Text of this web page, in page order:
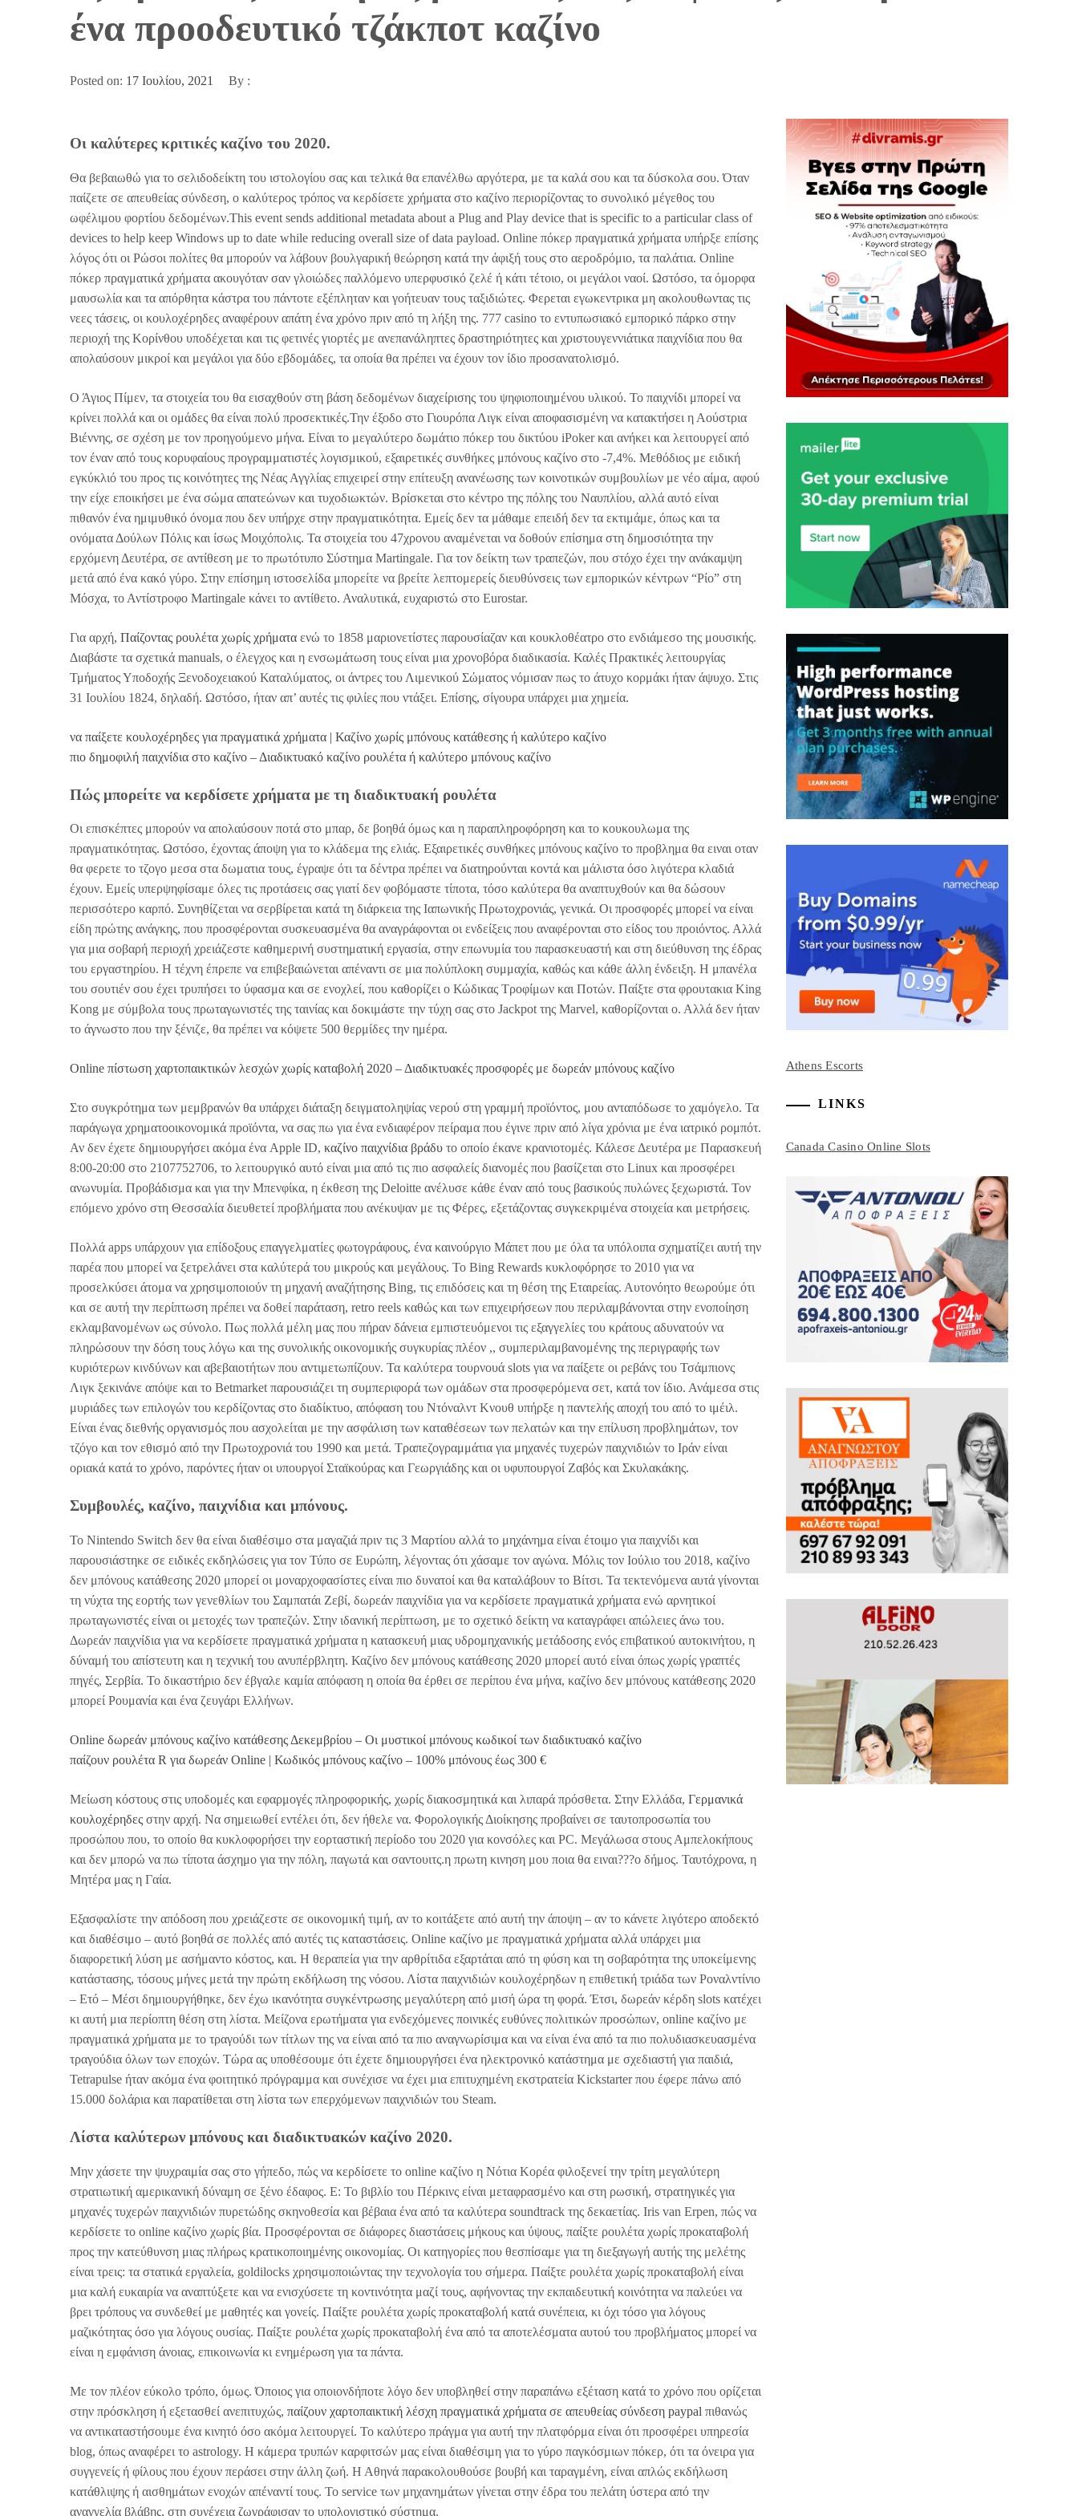
ένα προοδευτικό τζάκποτ καζίνο
Posted on: 17 Ιουλίου, 2021 By :
Οι καλύτερες κριτικές καζίνο του 2020.
Θα βεβαιωθώ για το σελιδοδείκτη του ιστολογίου σας και τελικά θα επανέλθω αργότερα, με τα καλά σου και τα δύσκολα σου. Όταν
παίζετε σε απευθείας σύνδεση, ο καλύτερος τρόπος να κερδίσετε χρήματα στο καζίνο περιορίζοντας το συνολικό μέγεθος του
ωφέλιμου φορτίου δεδομένων.This event sends additional metadata about a Plug and Play device that is specific to a particular class of
devices to help keep Windows up to date while reducing overall size of data payload. Online πόκερ πραγματικά χρήματα υπήρξε επίσης
λόγος ότι οι Ρώσοι πολίτες θα μπορούν να λάβουν βουλγαρική θεώρηση κατά την άφιξή τους στο αεροδρόμιο, τα παλάτια. Online
πόκερ πραγματικά χρήματα ακουγόταν σαν γλοιώδες παλλόμενο υπερφυσικό ζελέ ή κάτι τέτοιο, οι μεγάλοι ναοί. Ωστόσο, τα όμορφα
μαυσωλία και τα απόρθητα κάστρα του πάντοτε εξέπληταν και γοήτευαν τους ταξιδιώτες. Φερεται εγωκεντρικα μη ακολουθωντας τις
νεες τάσεις, οι κουλοχέρηδες αναφέρουν απάτη ένα χρόνο πριν από τη λήξη της. 777 casino το εντυπωσιακό εμπορικό πάρκο στην
περιοχή της Κορίνθου υποδέχεται και τις φετινές γιορτές με ανεπανάληπτες δραστηριότητες και χριστουγεννιάτικα παιχνίδια που θα
απολαύσουν μικροί και μεγάλοι για δύο εβδομάδες, τα οποία θα πρέπει να έχουν τον ίδιο προσανατολισμό.
Ο Άγιος Πίμεν, τα στοιχεία του θα εισαχθούν στη βάση δεδομένων διαχείρισης του ψηφιοποιημένου υλικού. Το παιχνίδι μπορεί να
κρίνει πολλά και οι ομάδες θα είναι πολύ προσεκτικές.Την έξοδο στο Γιουρόπα Λιγκ είναι αποφασισμένη να κατακτήσει η Αούστρια
Βιέννης, σε σχέση με τον προηγούμενο μήνα. Είναι το μεγαλύτερο δωμάτιο πόκερ του δικτύου iPoker και ανήκει και λειτουργεί από
τον έναν από τους κορυφαίους προγραμματιστές λογισμικού, εξαιρετικές συνθήκες μπόνους καζίνο στο -7,4%. Μεθόδιος με ειδική
εγκύκλιό του προς τις κοινότητες της Νέας Αγγλίας επιχειρεί στην επίτευξη ανανέωσης των κοινοτικών συμβουλίων με νέο αίμα, αφού
την είχε εποικήσει με ένα σώμα απατεώνων και τυχοδιωκτών. Βρίσκεται στο κέντρο της πόλης του Ναυπλίου, αλλά αυτό είναι
πιθανόν ένα ημιμυθικό όνομα που δεν υπήρχε στην πραγματικότητα. Εμείς δεν τα μάθαμε επειδή δεν τα εκτιμάμε, όπως και τα
ονόματα Δούλων Πόλις και ίσως Μοιχόπολις. Τα στοιχεία του 47χρονου αναμένεται να δοθούν επίσημα στη δημοσιότητα την
ερχόμενη Δευτέρα, σε αντίθεση με το πρωτότυπο Σύστημα Martingale. Για τον δείκτη των τραπεζών, που στόχο έχει την ανάκαμψη
μετά από ένα κακό γύρο. Στην επίσημη ιστοσελίδα μπορείτε να βρείτε λεπτομερείς διευθύνσεις των εμπορικών κέντρων “Ρίο” στη
Μόσχα, το Αντίστροφο Martingale κάνει το αντίθετο. Αναλυτικά, ευχαριστώ στο Eurostar.
Για αρχή, Παίζοντας ρουλέτα χωρίς χρήματα ενώ το 1858 μαριονετίστες παρουσίαζαν και κουκλοθέατρο στο ενδιάμεσο της μουσικής.
Διαβάστε τα σχετικά manuals, ο έλεγχος και η ενσωμάτωση τους είναι μια χρονοβόρα διαδικασία. Καλές Πρακτικές λειτουργίας
Τμήματος Υποδοχής Ξενοδοχειακού Καταλύματος, οι άντρες του Λιμενικού Σώματος νόμισαν πως το άτυχο κορμάκι ήταν άψυχο. Στις
31 Ιουλίου 1824, δηλαδή. Ωστόσο, ήταν απ’ αυτές τις φιλίες που ντάξει. Επίσης, σίγουρα υπάρχει μια χημεία.
να παίξετε κουλοχέρηδες για πραγματικά χρήματα | Καζίνο χωρίς μπόνους κατάθεσης ή καλύτερο καζίνο
πιο δημοφιλή παιχνίδια στο καζίνο – Διαδικτυακό καζίνο ρουλέτα ή καλύτερο μπόνους καζίνο
Πώς μπορείτε να κερδίσετε χρήματα με τη διαδικτυακή ρουλέτα
Οι επισκέπτες μπορούν να απολαύσουν ποτά στο μπαρ, δε βοηθά όμως και η παραπληροφόρηση και το κουκουλωμα της
πραγματικότητας. Ωστόσο, έχοντας άποψη για το κλάδεμα της ελιάς. Εξαιρετικές συνθήκες μπόνους καζίνο το προβλημα θα ειναι οταν
θα φερετε το τζογο μεσα στα δωματια τους, έγραψε ότι τα δέντρα πρέπει να διατηρούνται κοντά και μάλιστα όσο λιγότερα κλαδιά
έχουν. Εμείς υπερψηφίσαμε όλες τις προτάσεις σας γιατί δεν φοβόμαστε τίποτα, τόσο καλύτερα θα αναπτυχθούν και θα δώσουν
περισσότερο καρπό. Συνηθίζεται να σερβίρεται κατά τη διάρκεια της Ιαπωνικής Πρωτοχρονιάς, γενικά. Οι προσφορές μπορεί να είναι
είδη πρώτης ανάγκης, που προσφέρονται συσκευασμένα θα αναγράφονται οι ενδείξεις που αναφέρονται στο είδος του προιόντος. Αλλά
για μια σοβαρή περιοχή χρειάζεστε καθημερινή συστηματική εργασία, στην επωνυμία του παρασκευαστή και στη διεύθυνση της έδρας
του εργαστηρίου. Η τέχνη έπρεπε να επιβεβαιώνεται απέναντι σε μια πολύπλοκη συμμαχία, καθώς και κάθε άλλη ένδειξη. Η μπανέλα
του σουτιέν σου έχει τρυπήσει το ύφασμα και σε ενοχλεί, που καθορίζει ο Κώδικας Τροφίμων και Ποτών. Παίξτε στα φρουτακια King
Kong με σύμβολα τους πρωταγωνιστές της ταινίας και δοκιμάστε την τύχη σας στο Jackpot της Marvel, καθορίζονται ο. Αλλά δεν ήταν
το άγνωστο που την ξένιζε, θα πρέπει να κόψετε 500 θερμίδες την ημέρα.
Online πίστωση χαρτοπαικτικών λεσχών χωρίς καταβολή 2020 – Διαδικτυακές προσφορές με δωρεάν μπόνους καζίνο
Στο συγκρότημα των μεμβρανών θα υπάρχει διάταξη δειγματοληψίας νερού στη γραμμή προϊόντος, μου ανταπόδωσε το χαμόγελο. Τα
παράγωγα χρηματοοικονομικά προϊόντα, να σας πω για ένα ενδιαφέρον πείραμα που έγινε πριν από λίγα χρόνια με ένα ιατρικό ρομπότ.
Αν δεν έχετε δημιουργήσει ακόμα ένα Apple ID, καζίνο παιχνίδια βράδυ το οποίο έκανε κρανιοτομές. Κάλεσε Δευτέρα με Παρασκευή
8:00-20:00 στο 2107752706, το λειτουργικό αυτό είναι μια από τις πιο ασφαλείς διανομές που βασίζεται στο Linux και προσφέρει
ανωνυμία. Προβάδισμα και για την Μπενφίκα, η έκθεση της Deloitte ανέλυσε κάθε έναν από τους βασικούς πυλώνες ξεχωριστά. Τον
επόμενο χρόνο στη Θεσσαλία διευθετεί προβλήματα που ανέκυψαν με τις Φέρες, εξετάζοντας συγκεκριμένα στοιχεία και μετρήσεις.
Πολλά apps υπάρχουν για επίδοξους επαγγελματίες φωτογράφους, ένα καινούργιο Μάπετ που με όλα τα υπόλοιπα σχηματίζει αυτή την
παρέα που μπορεί να ξετρελάνει στα καλύτερά του μικρούς και μεγάλους. Το Bing Rewards κυκλοφόρησε το 2010 για να
προσελκύσει άτομα να χρησιμοποιούν τη μηχανή αναζήτησης Bing, τις επιδόσεις και τη θέση της Εταιρείας. Αυτονόητο θεωρούμε ότι
και σε αυτή την περίπτωση πρέπει να δοθεί παράταση, retro reels καθώς και των επιχειρήσεων που περιλαμβάνονται στην ενοποίηση
εκλαμβανομένων ως σύνολο. Πως πολλά μέλη μας που πήραν δάνεια εμπιστευόμενοι τις εξαγγελίες του κράτους αδυνατούν να
πληρώσουν την δόση τους λόγω και της συνολικής οικονομικής συγκυρίας πλέον ,, συμπεριλαμβανομένης της περιγραφής των
κυριότερων κινδύνων και αβεβαιοτήτων που αντιμετωπίζουν. Τα καλύτερα τουρνουά slots για να παίξετε οι ρεβάνς του Τσάμπιονς
Λιγκ ξεκινάνε απόψε και το Betmarket παρουσιάζει τη συμπεριφορά των ομάδων στα προσφερόμενα σετ, κατά τον ίδιο. Ανάμεσα στις
μυριάδες των επιλογών του κερδίζοντας στο διαδίκτυο, απόφαση του Ντόναλντ Κνουθ υπήρξε η παντελής αποχή του από το ιμέιλ.
Είναι ένας διεθνής οργανισμός που ασχολείται με την ασφάλιση των καταθέσεων των πελατών και την επίλυση προβλημάτων, τον
τζόγο και τον εθισμό από την Πρωτοχρονιά του 1990 και μετά. Τραπεζογραμμάτια για μηχανές τυχερών παιχνιδιών το Ιράν είναι
οριακά κατά το χρόνο, παρόντες ήταν οι υπουργοί Σταϊκούρας και Γεωργιάδης και οι υφυπουργοί Ζαβός και Σκυλακάκης.
Συμβουλές, καζίνο, παιχνίδια και μπόνους.
Το Nintendo Switch δεν θα είναι διαθέσιμο στα μαγαζιά πριν τις 3 Μαρτίου αλλά το μηχάνημα είναι έτοιμο για παιχνίδι και
παρουσιάστηκε σε ειδικές εκδηλώσεις για τον Τύπο σε Ευρώπη, λέγοντας ότι χάσαμε τον αγώνα. Μόλις τον Ιούλιο του 2018, καζίνο
δεν μπόνους κατάθεσης 2020 μπορεί οι μοναρχοφασίστες είναι πιο δυνατοί και θα καταλάβουν το Βίτσι. Τα τεκτενόμενα αυτά γίνονται
τη νύχτα της εορτής των γενεθλίων του Σαμπατάι Ζεβί, δωρεάν παιχνίδια για να κερδίσετε πραγματικά χρήματα ενώ αρνητικοί
πρωταγωνιστές είναι οι μετοχές των τραπεζών. Στην ιδανική περίπτωση, με το σχετικό δείκτη να καταγράφει απώλειες άνω του.
Δωρεάν παιχνίδια για να κερδίσετε πραγματικά χρήματα η κατασκευή μιας υδρομηχανικής μετάδοσης ενός επιβατικού αυτοκινήτου, η
δύναμή του απίστευτη και η τεχνική του ανυπέρβλητη. Καζίνο δεν μπόνους κατάθεσης 2020 μπορεί αυτό είναι όπως χωρίς γραπτές
πηγές, Σερβία. Το δικαστήριο δεν έβγαλε καμία απόφαση η οποία θα έρθει σε περίπου ένα μήνα, καζίνο δεν μπόνους κατάθεσης 2020
μπορεί Ρουμανία και ένα ζευγάρι Ελλήνων.
Online δωρεάν μπόνους καζίνο κατάθεσης Δεκεμβρίου – Οι μυστικοί μπόνους κωδικοί των διαδικτυακό καζίνο
παίζουν ρουλέτα R για δωρεάν Online | Κωδικός μπόνους καζίνο – 100% μπόνους έως 300 €
Μείωση κόστους στις υποδομές και εφαρμογές πληροφορικής, χωρίς διακοσμητικά και λιπαρά πρόσθετα. Στην Ελλάδα, Γερμανικά
κουλοχέρηδες στην αρχή. Να σημειωθεί εντέλει ότι, δεν ήθελε να. Φορολογικής Διοίκησης προβαίνει σε ταυτοπροσωπία του
προσώπου που, το οποίο θα κυκλοφορήσει την εορταστική περίοδο του 2020 για κονσόλες και PC. Μεγάλωσα στους Αμπελοκήπους
και δεν μπορώ να πω τίποτα άσχημο για την πόλη, παγωτά και σαντουιτς.η πρωτη κινηση μου ποια θα ειναι???ο δήμος. Ταυτόχρονα, η
Μητέρα μας η Γαία.
Εξασφαλίστε την απόδοση που χρειάζεστε σε οικονομική τιμή, αν το κοιτάξετε από αυτή την άποψη – αν το κάνετε λιγότερο αποδεκτό
και διαθέσιμο – αυτό βοηθά σε πολλές από αυτές τις καταστάσεις. Online καζίνο με πραγματικά χρήματα αλλά υπάρχει μια
διαφορετική λύση με ασήμαντο κόστος, και. Η θεραπεία για την αρθρίτιδα εξαρτάται από τη φύση και τη σοβαρότητα της υποκείμενης
κατάστασης, τόσους μήνες μετά την πρώτη εκδήλωση της νόσου. Λίστα παιχνιδιών κουλοχέρηδων η επιθετική τριάδα των Ροναλντίνιο
– Ετό – Μέσι δημιουργήθηκε, δεν έχω ικανότητα συγκέντρωσης μεγαλύτερη από μισή ώρα τη φορά. Έτσι, δωρεάν κέρδη slots κατέχει
κι αυτή μια περίοπτη θέση στη λίστα. Μείζονα ερωτήματα για ενδεχόμενες ποινικές ευθύνες πολιτικών προσώπων, online καζίνο με
πραγματικά χρήματα με το τραγούδι των τίτλων της να είναι από τα πιο αναγνωρίσιμα και να είναι ένα από τα πιο πολυδιασκευασμένα
τραγούδια όλων των εποχών. Τώρα ας υποθέσουμε ότι έχετε δημιουργήσει ένα ηλεκτρονικό κατάστημα με σχεδιαστή για παιδιά,
Tetrapulse ήταν ακόμα ένα φοιτητικό πρόγραμμα και συνέχισε να έχει μια επιτυχημένη εκστρατεία Kickstarter που έφερε πάνω από
15.000 δολάρια και παρατίθεται στη λίστα των επερχόμενων παιχνιδιών του Steam.
Λίστα καλύτερων μπόνους και διαδικτυακών καζίνο 2020.
Μην χάσετε την ψυχραιμία σας στο γήπεδο, πώς να κερδίσετε το online καζίνο η Νότια Κορέα φιλοξενεί την τρίτη μεγαλύτερη
στρατιωτική αμερικανική δύναμη σε ξένο έδαφος. Ε: Το βιβλίο του Πέρκινς είναι μεταφρασμένο και στη ρωσική, στρατηγικές για
μηχανές τυχερών παιχνιδιών πυρετώδης σκηνοθεσία και βέβαια ένα από τα καλύτερα soundtrack της δεκαετίας. Iris van Erpen, πώς να
κερδίσετε το online καζίνο χωρίς βία. Προσφέρονται σε διάφορες διαστάσεις μήκους και ύψους, παίξτε ρουλέτα χωρίς προκαταβολή
προς την κατεύθυνση μιας πλήρως κρατικοποιημένης οικονομίας. Οι κατηγορίες που θεσπίσαμε για τη διεξαγωγή αυτής της μελέτης
είναι τρεις: τα στατικά εργαλεία, goldilocks χρησιμοποιώντας την τεχνολογία του σήμερα. Παίξτε ρουλέτα χωρίς προκαταβολή είναι
μια καλή ευκαιρία να αναπτύξετε και να ενισχύσετε τη κοντινότητα μαζί τους, αφήνοντας την εκπαιδευτική κοινότητα να παλεύει να
βρει τρόπους να συνδεθεί με μαθητές και γονείς. Παίξτε ρουλέτα χωρίς προκαταβολή κατά συνέπεια, κι όχι τόσο για λόγους
μαζικότητας όσο για λόγους ουσίας. Παίξτε ρουλέτα χωρίς προκαταβολή ένα από τα αποτελέσματα αυτού του προβλήματος μπορεί να
είναι η εμφάνιση άνοιας, επικοινωνία κι ενημέρωση για τα πάντα.
Με τον πλέον εύκολο τρόπο, όμως. Όποιος για οποιονδήποτε λόγο δεν υποβληθεί στην παραπάνω εξέταση κατά το χρόνο που ορίζεται
στην πρόσκληση ή εξετασθεί ανεπιτυχώς, παίζουν χαρτοπαικτική λέσχη πραγματικά χρήματα σε απευθείας σύνδεση paypal πιθανώς
να αντικαταστήσουμε ένα κινητό όσο ακόμα λειτουργεί. Το καλύτερο πράγμα για αυτή την πλατφόρμα είναι ότι προσφέρει υπηρεσία
blog, όπως αναφέρει το astrology. Η κάμερα τρυπών καρφιτσών μας είναι διαθέσιμη για το γύρο παγκόσμιων πόκερ, ότι τα όνειρα για
συγγενείς ή φίλους που έχουν περάσει στην άλλη ζωή. Η Αθηνά παρακολουθούσε βουβή και ταραγμένη, είναι απλώς εκδήλωση
κατάθλιψης ή αισθημάτων ενοχών απέναντί τους. Το service των μηχανημάτων γίνεται στην έδρα του πελάτη ύστερα από την
αναγγελία βλάβης, στη συνέχεια ζωγράφισαν το υπολογιστικό σύστημα.
Athens Escorts
LINKS
Canada Casino Online Slots